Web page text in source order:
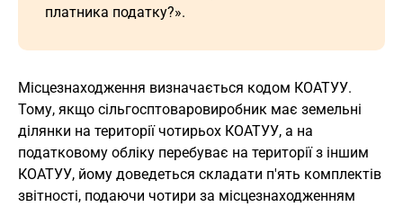
платника податку?».
Місцезнаходження визначається кодом КОАТУУ.
Тому, якщо сільгосптоваровиробник має земельні
ділянки на території чотирьох КОАТУУ, а на
податковому обліку перебуває на території з іншим
КОАТУУ, йому доведеться складати п'ять комплектів
звітності, подаючи чотири за місцезнаходженням